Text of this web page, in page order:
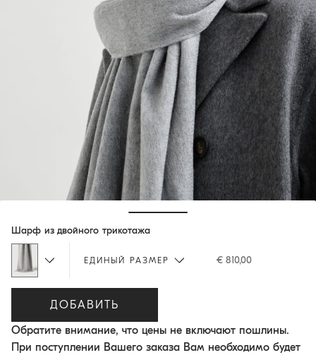
Шарф из двойного трикотажа
ЕДИНЫЙ РАЗМЕР € 810,00
ДОБАВИТЬ
Обратите внимание, что цены не включают пошлины.
При поступлении Вашего заказа Вам необходимо будет